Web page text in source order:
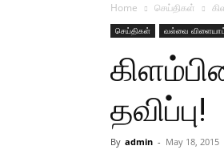
Home செய்திகள்
செய்திகள் வல்வை
தவிப்பு!
By admin - May 18, 2015